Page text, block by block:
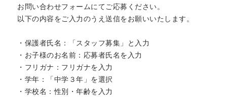
お問い合わせフォームにてご応募ください。
以下の内容をご入力のうえ送信をお願いいたします。
・保護者氏名：「スタッフ募集」と入力
・お子様のお名前：応募者氏名を入力
・フリガナ：フリガナを入力
・学年：「中学３年」を選択
・学校名：性別・年齢を入力